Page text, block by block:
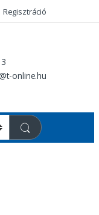
Regisztráció
online.hu